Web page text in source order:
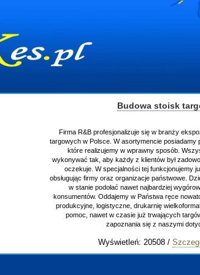
się w branży ekspozycyjnej oraz budowie stoisk
W asortymencie posiadamy przyrządzenie stoisk targowych
w wprawny sposób. Wszystkie zlecenia staramy się
każdy z klientów był zadowolony, oraz otrzymywał to na co
tej funkcjonujemy już od 15 lat z powodzeniem
organizacje państwowe. Dzięki ogromnej wprawie, jesteśmy
nawet najbardziej wygórowanym żądaniom naszych
w Państwa ręce nowatorskich projektantów, zaplecze
drukarnię wielkoformatową oraz wszelką niezbędną
czasie już trwających targów. Zapraszamy również do
się z naszymi dotychczasowym
Szczegóły wpisu